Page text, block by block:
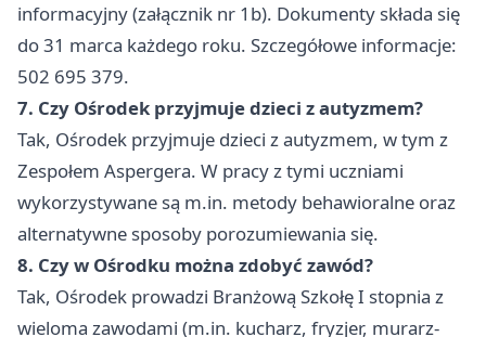
informacyjny (załącznik nr 1b). Dokumenty składa się
do 31 marca każdego roku. Szczegółowe informacje:
502 695 379.
7. Czy Ośrodek przyjmuje dzieci z autyzmem?
Tak, Ośrodek przyjmuje dzieci z autyzmem, w tym z
Zespołem Aspergera. W pracy z tymi uczniami
wykorzystywane są m.in. metody behawioralne oraz
alternatywne sposoby porozumiewania się.
8. Czy w Ośrodku można zdobyć zawód?
Tak, Ośrodek prowadzi Branżową Szkołę I stopnia z
wieloma zawodami (m.in. kucharz, fryzjer, murarz-